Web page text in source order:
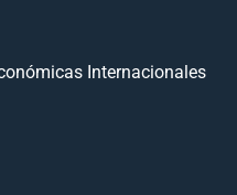
Internacionales